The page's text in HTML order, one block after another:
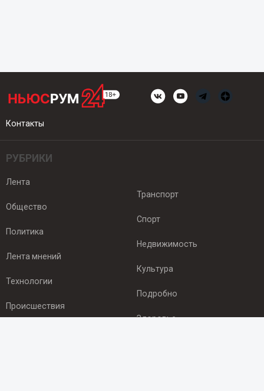
Контакты
РУБРИКИ
Лента
Общество
Политика
Лента мнений
Технологии
Происшествия
Транспорт
Спорт
Недвижимость
Культура
Подробно
Здоровье